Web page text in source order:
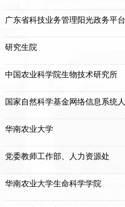
广东省科技业务管理阳光政务平台
研究生院
中国农业科学院生物技术研究所
华南农业大学
党委教师工作部、人力资源处
华南农业大学生命科学学院